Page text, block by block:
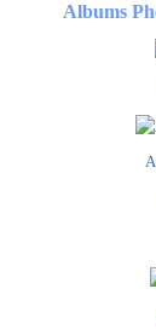
Albums